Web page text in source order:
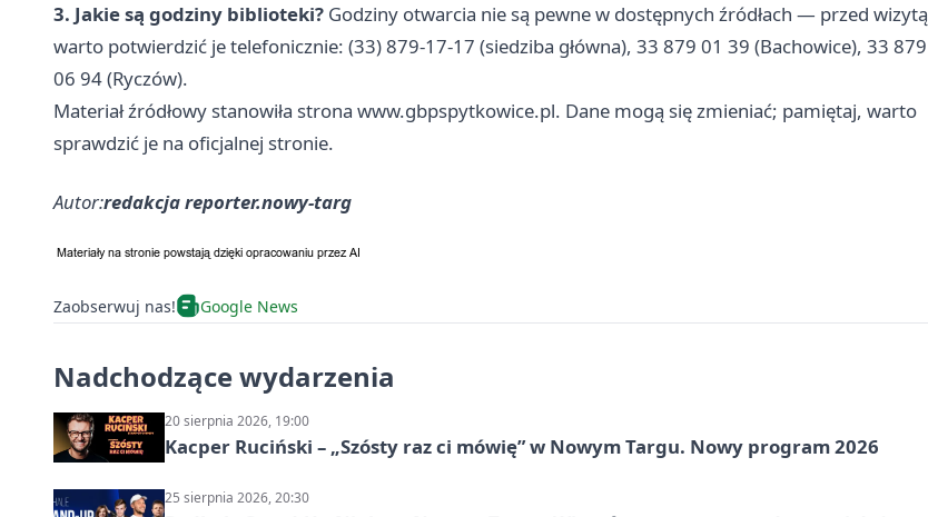
3. Jakie są godziny biblioteki? Godziny otwarcia nie są pewne w dostępnych źródłach — przed wizytą
warto potwierdzić je telefonicznie: (33) 879-17-17 (siedziba główna), 33 879 01 39 (Bachowice), 33 879
06 94 (Ryczów).
Materiał źródłowy stanowiła strona www.gbpspytkowice.pl. Dane mogą się zmieniać; pamiętaj, warto
sprawdzić je na oficjalnej stronie.
Autor:redakcja reporter.nowy-targ
Zaobserwuj nas! Google News
Nadchodzące wydarzenia
20 sierpnia 2026, 19:00
Kacper Ruciński – „Szósty raz ci mówię” w Nowym Targu. Nowy program 2026
25 sierpnia 2026, 20:30